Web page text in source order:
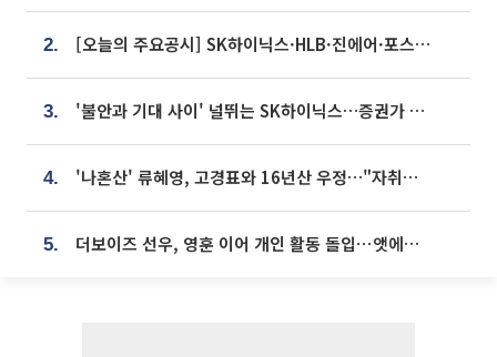
2. [오늘의 주요공시] SK하이닉스·HLB·진에어·포스코홀딩스·네이버·대우건설 등
3. '불안과 기대 사이' 널뛰는 SK하이닉스…증권가 "HBM4·LTA 기반 펀터멘털 견고"
4. '나혼산' 류혜영, 고경표와 16년산 우정…"자취방서 부모님과 마주쳐"
5. 더보이즈 선우, 영훈 이어 개인 활동 돌입⋯앳에어리어와 전속계약